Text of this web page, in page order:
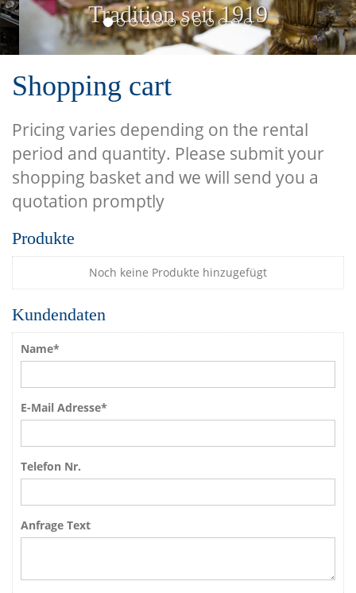
Tradition seit 1919
Shopping cart
Pricing varies depending on the rental
period and quantity. Please submit your
shopping basket and we will send you a
quotation promptly
Produkte
Noch keine Produkte hinzugefügt
Kundendaten
Name*
E-Mail Adresse*
Telefon Nr.
Anfrage Text